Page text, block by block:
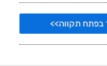
בפתח תקווה>>